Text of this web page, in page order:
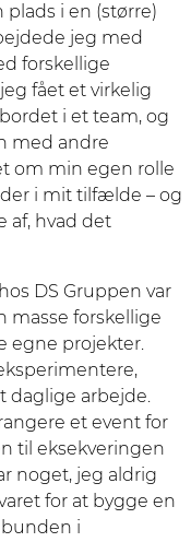
i en (større)
jeg med
forskellige
fået et virkelig
i et team, og
med andre
om min egen rolle
i mit tilfælde – og
af, hvad det
DS Gruppen var
masse forskellige
egne projekter.
daglige arbejde.
et event for
til eksekveringen
noget, jeg aldrig
for at bygge en
i